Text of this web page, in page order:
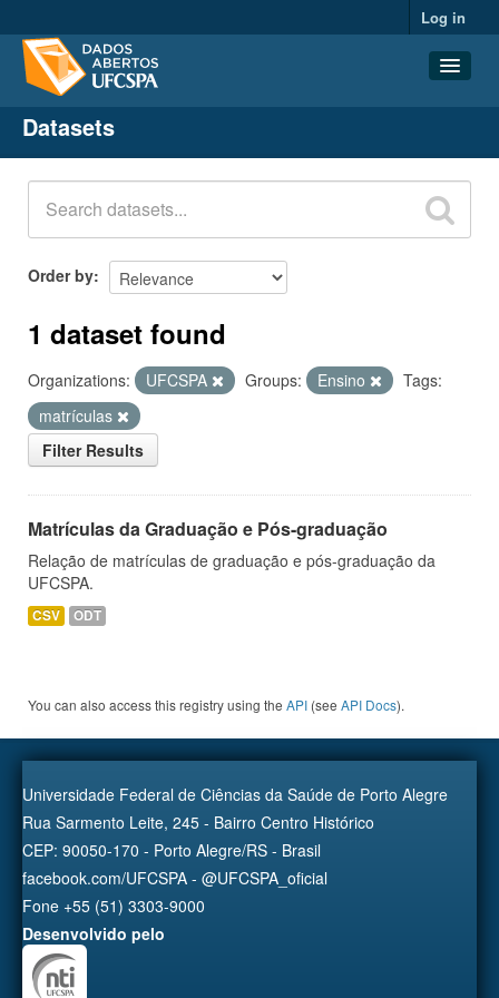
Log in
Datasets
Organizations
Groups
About
Datasets
Order by
1 dataset found
Organizations: UFCSPA Groups: Ensino
Tags:
matrículas
Filter Results
Matrículas da Graduação e Pós-graduação
Relação de matrículas de graduação e pós-graduação da
UFCSPA.
CSV ODT
You can also access this registry using the API (see API Docs).
Universidade Federal de Ciências da Saúde de Porto Alegre
Rua Sarmento Leite, 245 - Bairro Centro Histórico
CEP: 90050-170 - Porto Alegre/RS - Brasil
facebook.com/UFCSPA - @UFCSPA_oficial
Fone +55 (51) 3303-9000
Desenvolvido pelo